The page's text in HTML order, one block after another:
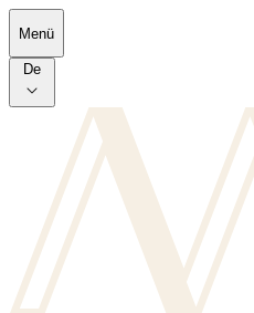
Skip to main content
Menü
De